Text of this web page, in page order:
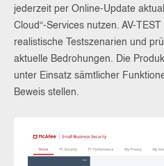
jederzeit per Online-Update
Cloud“-Services nutzen. AV-
realistische Testszenarien und
aktuelle Bedrohungen. Die
unter Einsatz sämtlicher
Beweis stellen.